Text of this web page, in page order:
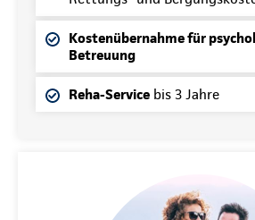
Kostenübernahme für
Betreuung
Reha-Service bis 3 Jahre